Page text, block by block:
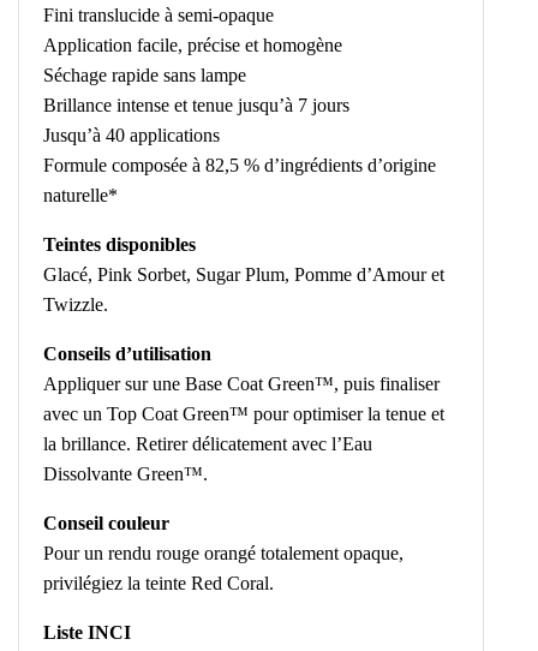
Fini translucide à semi-opaque
Application facile, précise et homogène
Séchage rapide sans lampe
Brillance intense et tenue jusqu’à 7 jours
Jusqu’à 40 applications
Formule composée à 82,5 % d’ingrédients d’origine
naturelle*
Teintes disponibles
Glacé, Pink Sorbet, Sugar Plum, Pomme d’Amour et
Twizzle.
Conseils d’utilisation
Appliquer sur une Base Coat Green™, puis finaliser
avec un Top Coat Green™ pour optimiser la tenue et
la brillance. Retirer délicatement avec l’Eau
Dissolvante Green™.
Conseil couleur
Pour un rendu rouge orangé totalement opaque,
privilégiez la teinte Red Coral.
Liste INCI